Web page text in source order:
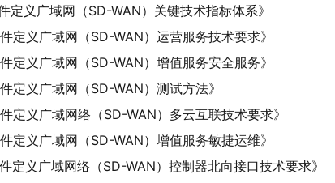
定义广域网（SD-WAN）关键技术指标体系》
定义广域网（SD-WAN）运营服务技术要求》
定义广域网（SD-WAN）增值服务安全服务》
定义广域网（SD-WAN）测试方法》
定义广域网络（SD-WAN）多云互联技术要求》
定义广域网（SD-WAN）增值服务敏捷运维》
定义广域网络（SD-WAN）控制器北向接口技术要求》